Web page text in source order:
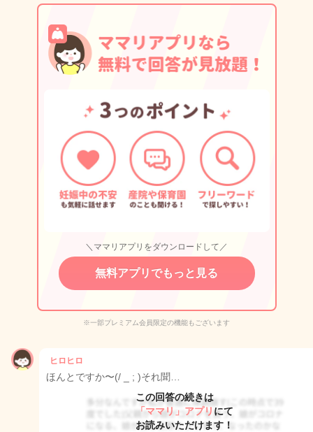
＼ママリアプリをダウンロードして／
無料アプリでもっと見る
※一部プレミアム会員限定の機能もございます
ヒロヒロ
ほんとですか〜(/ _ ; )それ聞…
この回答の続きは
「ママリ」アプリ にて
お読みいただけます！